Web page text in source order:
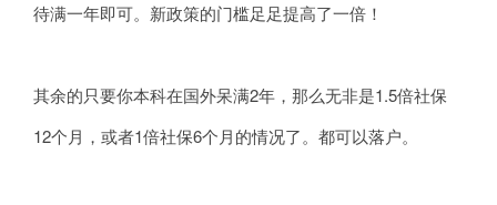
待满一年即可。新政策的门槛足足提高了一倍！
其余的只要你本科在国外呆满2年，那么无非是1.5倍社保
12个月，或者1倍社保6个月的情况了。都可以落户。